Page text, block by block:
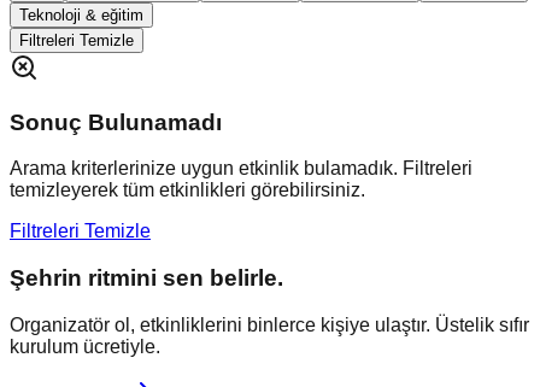
Teknoloji & eğitim
Filtreleri Temizle
Sonuç Bulunamadı
Arama kriterlerinize uygun etkinlik bulamadık. Filtreleri
temizleyerek tüm etkinlikleri görebilirsiniz.
Filtreleri Temizle
Şehrin ritmini sen belirle.
Organizatör ol, etkinliklerini binlerce kişiye ulaştır. Üstelik sıfır
kurulum ücretiyle.